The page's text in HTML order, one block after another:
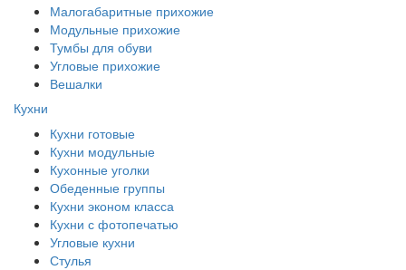
Малогабаритные прихожие
Модульные прихожие
Тумбы для обуви
Угловые прихожие
Вешалки
Кухни
Кухни готовые
Кухни модульные
Кухонные уголки
Обеденные группы
Кухни эконом класса
Кухни с фотопечатью
Угловые кухни
Стулья